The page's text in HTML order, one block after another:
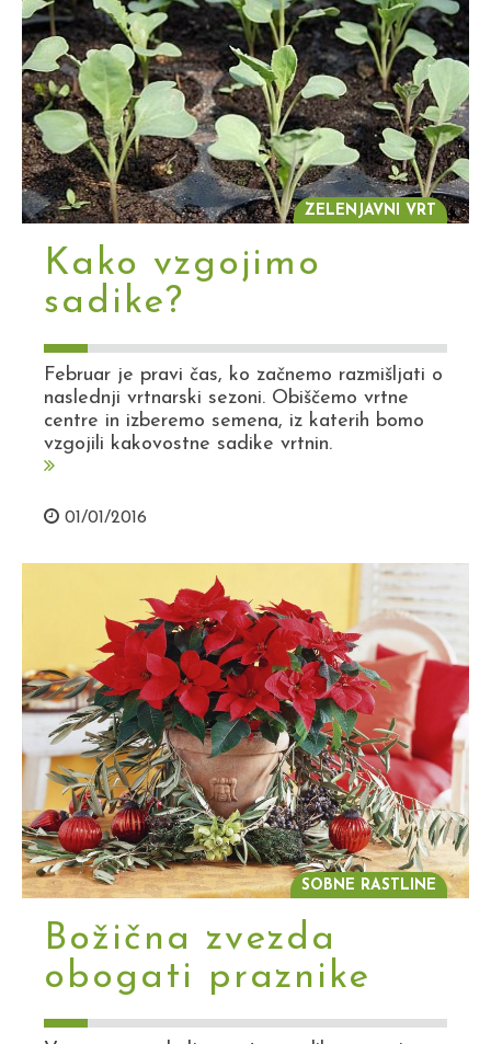
ZELENJAVNI VRT
Kako vzgojimo
sadike?
Februar je pravi čas, ko začnemo razmišljati o
naslednji vrtnarski sezoni. Obiščemo vrtne
centre in izberemo semena, iz katerih bomo
vzgojili kakovostne sadike vrtnin.
01/01/2016
SOBNE RASTLINE
Božična zvezda
obogati praznike